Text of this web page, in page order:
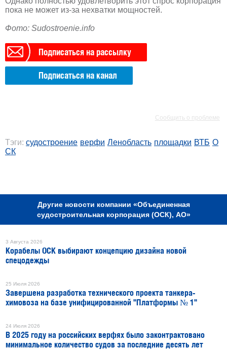
пока не может из-за нехватки мощностей.
Фото: Sudostroenie.info
Подписаться на рассылку
Подписаться на канал
Сообщить о проблеме
Тэги: судостроение верфи Ленобласть площадки ВТБ О
СК
Другие новости компании «Объединенная
судостроительная корпорация (ОСК), АО»
3 Августа 2026
Корабелы ОСК выбирают концепцию дизайна новой
спецодежды
25 Июля 2026
Завершена разработка технического проекта танкера-
химовоза на базе унифицированной "Платформы № 1"
24 Июля 2026
В 2025 году на российских верфях было законтрактовано
минимальное количество судов за последние десять лет